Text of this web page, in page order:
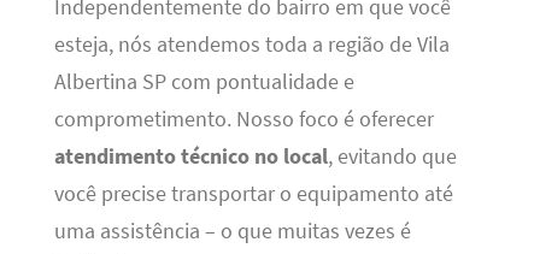
Independentemente do bairro em que você
esteja, nós atendemos toda a região de Vila
Albertina SP com pontualidade e
comprometimento. Nosso foco é oferecer
atendimento técnico no local, evitando que
você precise transportar o equipamento até
uma assistência – o que muitas vezes é